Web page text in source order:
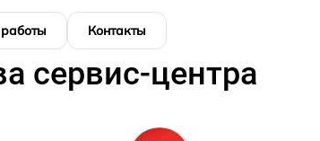
Контакты
сервис-центра